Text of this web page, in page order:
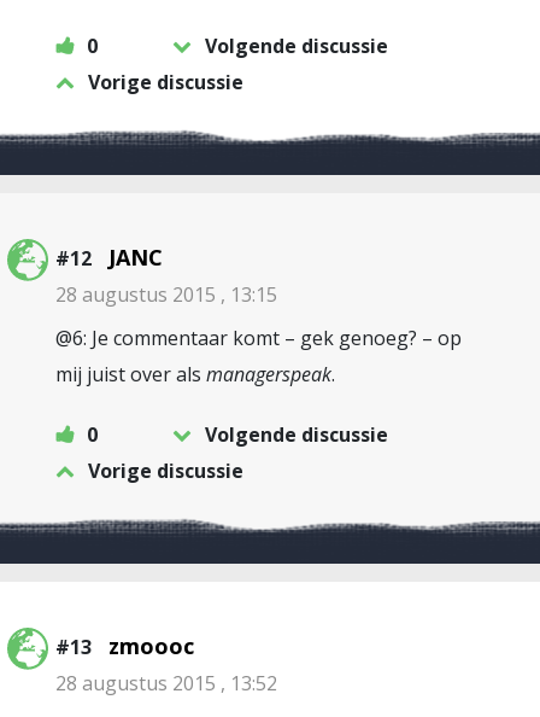
0
Volgende discussie
Vorige discussie
#12 JANC
28 augustus 2015 , 13:15
@6: Je commentaar komt – gek genoeg? – op
mij juist over als managerspeak.
0
Volgende discussie
Vorige discussie
#13 zmoooc
28 augustus 2015 , 13:52